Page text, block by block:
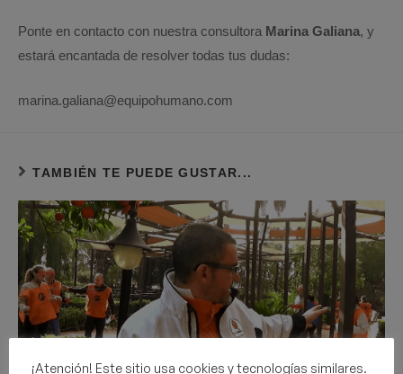
Ponte en contacto con nuestra consultora Marina Galiana, y
estará encantada de resolver todas tus dudas:
marina.galiana@equipohumano.com
TAMBIÉN TE PUEDE GUSTAR...
¡Atención! Este sitio usa cookies y tecnologías similares.